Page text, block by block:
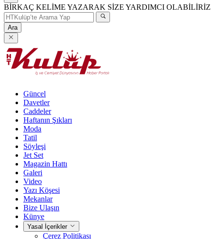
BİRKAÇ KELİME YAZARAK SİZE YARDIMCI OLABİLİRİZ
Ara
Güncel
Davetler
Caddeler
Haftanın Şıkları
Moda
Tatil
Söyleşi
Jet Set
Magazin Hattı
Galeri
Video
Yazı Köşesi
Mekanlar
Bize Ulaşın
Künye
Yasal İçerikler
Çerez Politikası